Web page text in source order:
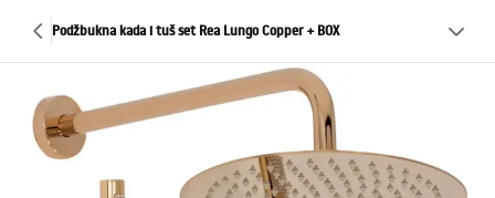
Podžbukna kada i tuš set Rea Lungo Copper + BOX